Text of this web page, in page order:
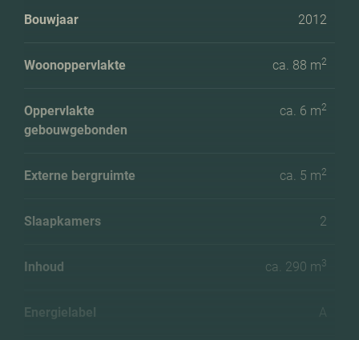
Bouwjaar 2012
Woonoppervlakte ca. 88 m2
Oppervlakte
gebouwgebonden
ca. 6 m2
Externe bergruimte ca. 5 m2
Slaapkamers 2
Inhoud ca. 290 m3
Energielabel A